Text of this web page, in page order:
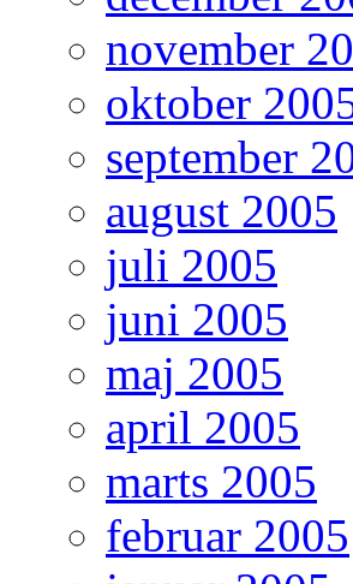
november
oktober
september
august 2005
juli 2005
juni 2005
maj 2005
april 2005
marts 2005
februar 2005